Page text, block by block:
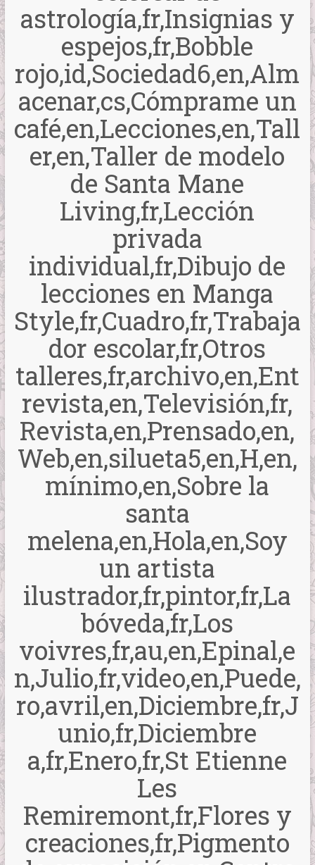
astrología,fr,Insignias y
espejos,fr,Bobble
rojo,id,Sociedad6,en,Alm
acenar,cs,Cómprame un
café,en,Lecciones,en,Tall
er,en,Taller de modelo
de Santa Mane
Living,fr,Lección
privada
individual,fr,Dibujo de
lecciones en Manga
Style,fr,Cuadro,fr,Trabaja
dor escolar,fr,Otros
talleres,fr,archivo,en,Ent
revista,en,Televisión,fr,
Revista,en,Prensado,en,
Web,en,silueta5,en,H,en,
mínimo,en,Sobre la
santa
melena,en,Hola,en,Soy
un artista
ilustrador,fr,pintor,fr,La
bóveda,fr,Los
voivres,fr,au,en,Epinal,e
n,Julio,fr,video,en,Puede,
ro,avril,en,Diciembre,fr,J
unio,fr,Diciembre
a,fr,Enero,fr,St Etienne
Les
Remiremont,fr,Flores y
creaciones,fr,Pigmento